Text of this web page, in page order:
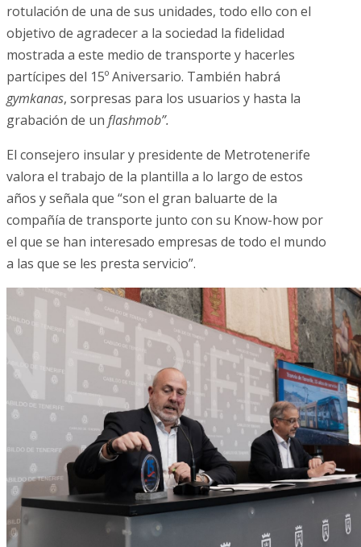
rotulación de una de sus unidades, todo ello con el
objetivo de agradecer a la sociedad la fidelidad
mostrada a este medio de transporte y hacerles
partícipes del 15º Aniversario. También habrá
gymkanas, sorpresas para los usuarios y hasta la
grabación de un flashmob”.
El consejero insular y presidente de Metrotenerife
valora el trabajo de la plantilla a lo largo de estos
años y señala que “son el gran baluarte de la
compañía de transporte junto con su Know-how por
el que se han interesado empresas de todo el mundo
a las que se les presta servicio”.